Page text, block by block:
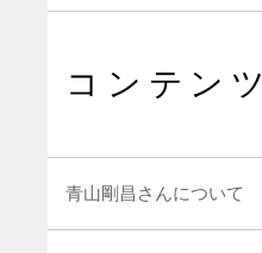
コンテンツ
青山剛昌さんについて